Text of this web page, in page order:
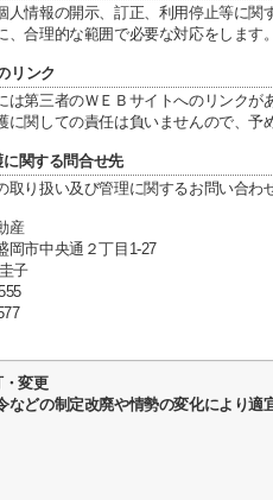
人情報の開示、訂正、利用停止等に
、合理的な範囲で必要な対応をします。
リンク
は第三者のＷＥＢサイトへのリンク
に関しての責任は負いませんので、予
関する問合せ先
取り扱い及び管理に関するお問い合わ
産
岡市中央通２丁目1-27
子
変更
などの制定改廃や情勢の変化により適